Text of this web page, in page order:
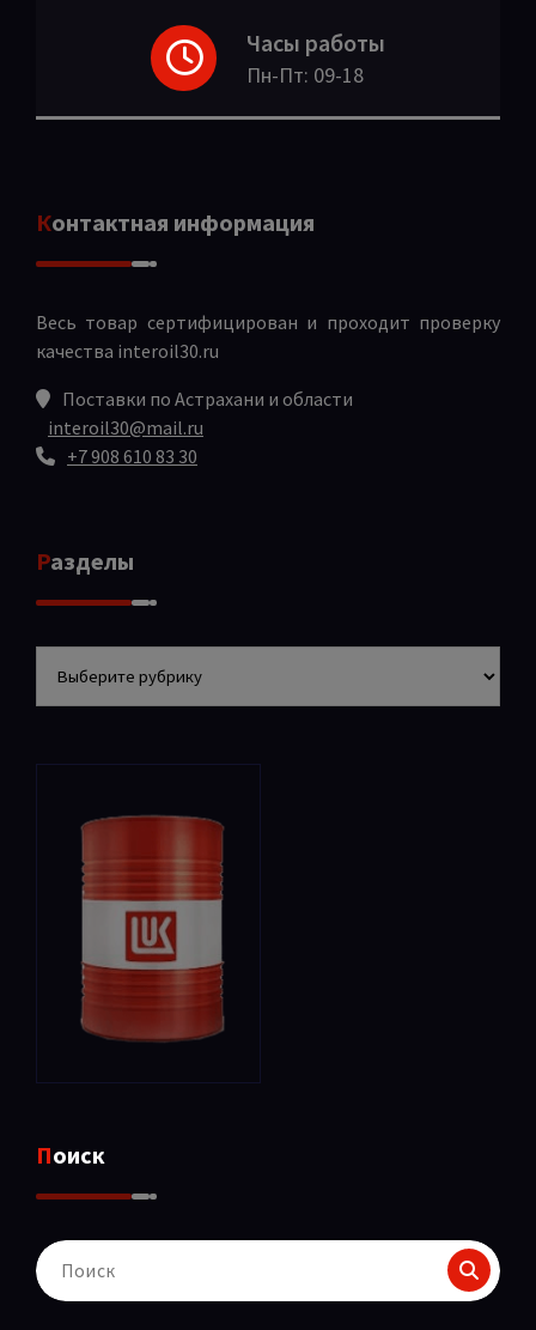
Часы работы
Пн-Пт: 09-18
Контактная информация
Весь товар сертифицирован и проходит проверку
качества interoil30.ru
Поставки по Астрахани и области
interoil30@mail.ru
+7 908 610 83 30
Разделы
Поиск
Поиск
для: